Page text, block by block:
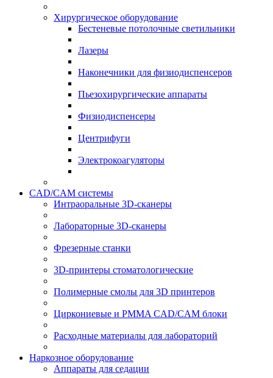
Хирургическое оборудование
Бестеневые потолочные светильники
Лазеры
Наконечники для физиодиспенсеров
Пьезохирургические аппараты
Физиодиспенсеры
Центрифуги
Электрокоагуляторы
CAD/CAM системы
Интраоральные 3D-сканеры
Лабораторные 3D-сканеры
Фрезерные станки
3D-принтеры стоматологические
Полимерные смолы для 3D принтеров
Циркониевые и PMMA CAD/CAM блоки
Расходные материалы для лабораторий
Наркозное оборудование
Аппараты для седации